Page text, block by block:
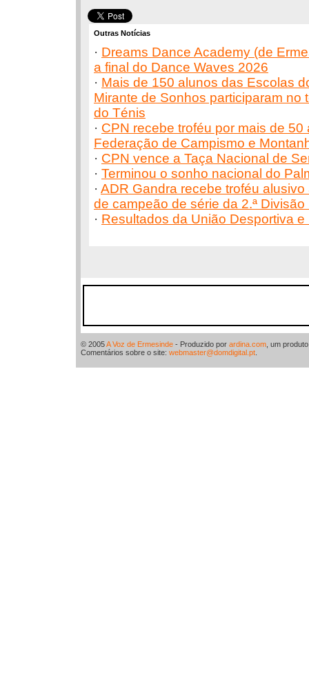
Outras Notícias
· Dreams Dance Academy (de
a final do Dance Waves 2026
· Mais de 150 alunos das Escolas
Mirante de Sonhos participaram no
do Ténis
· CPN recebe troféu por mais de
Federação de Campismo e
· CPN vence a Taça Nacional de
· Terminou o sonho nacional do
· ADR Gandra recebe troféu
de campeão de série da 2.ª Divisão
· Resultados da União Desportiva
© 2005A Voz de Ermesinde - Produzido por ardina.com , um
Comentários sobre o site: webmaster@domdigital.pt